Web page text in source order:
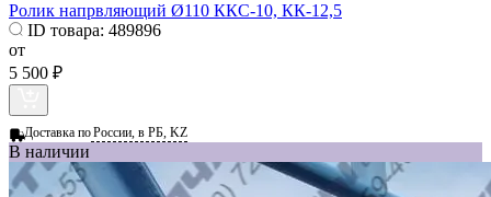
Ролик напрвляющий Ø110 ККС-10, КК-12,5
ID товара: 489896
от
5 500 ₽
Доставка поРоссии, в РБ, KZ
В наличии